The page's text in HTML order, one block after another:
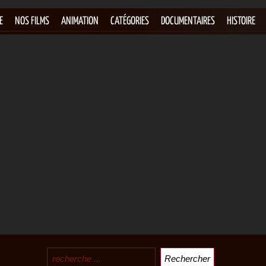
NOS FILMS ANIMATION CATÉGORIES DOCUMENTAIRES HISTOIRE